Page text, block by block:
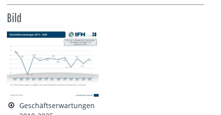
Bild
Geschäftserwartungen